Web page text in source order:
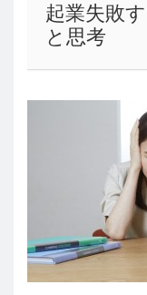
起業失敗
と思考